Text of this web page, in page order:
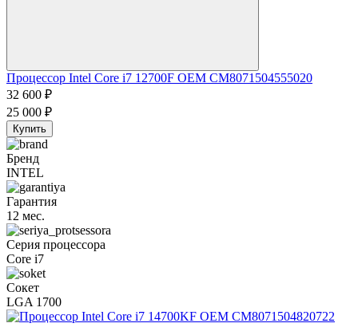
Процессор Intel Core i7 12700F OEM CM8071504555020
32 600 ₽
25 000 ₽
Купить
Бренд
INTEL
Гарантия
12 мес.
Серия процессора
Core i7
Сокет
LGA 1700